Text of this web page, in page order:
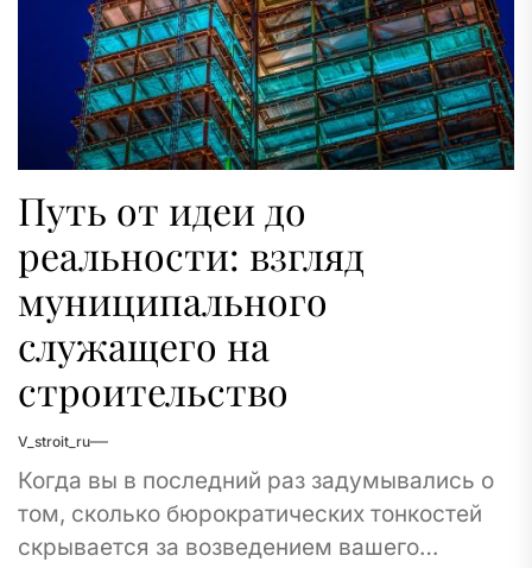
Путь от идеи до
реальности: взгляд
муниципального
служащего на
строительство
V_stroit_ru
Когда вы в последний раз задумывались о
том, сколько бюрократических тонкостей
скрывается за возведением вашего